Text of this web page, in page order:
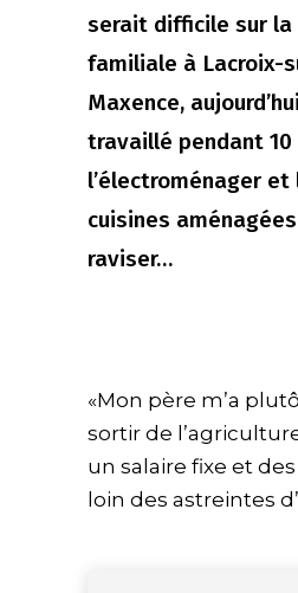
serait difficile sur la
familiale à Lacroix-
Maxence,
travaillé pendant 10
l’électroménager
cuisines
raviser…
«Mon père m’a
sortir de
un salaire fixe et
loin des astreintes